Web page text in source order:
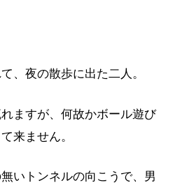
、夜の散歩に出た二人。
ますが、何故かボール遊び
来ません。
いトンネルの向こうで、男